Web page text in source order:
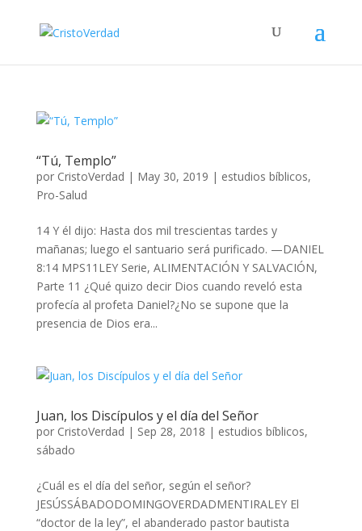
“Tú, Templo”
por CristoVerdad | May 30, 2019 | estudios bíblicos,
Pro-Salud
14 Y él dijo: Hasta dos mil trescientas tardes y
mañanas; luego el santuario será purificado. —DANIEL
8:14 MPS11LEY Serie, ALIMENTACIÓN Y SALVACIÓN,
Parte 11 ¿Qué quizo decir Dios cuando reveló esta
profecía al profeta Daniel?¿No se supone que la
presencia de Dios era...
Juan, los Discípulos y el día del Señor
por CristoVerdad | Sep 28, 2018 | estudios bíblicos,
sábado
¿Cuál es el día del señor, según el señor?
JESÚSSÁBADODOMINGOVERDADMENTIRALEY El
“doctor de la ley”, el abanderado pastor bautista